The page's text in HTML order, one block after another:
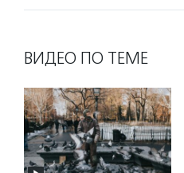
ВИДЕО ПО ТЕМЕ